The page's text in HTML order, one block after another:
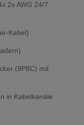
2x AWG 24/7
Kabel)
(8P8C) mit
in Kabelkanäle